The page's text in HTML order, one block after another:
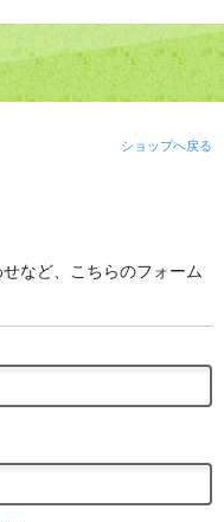
ショップへ戻る
など、こちらのフォーム